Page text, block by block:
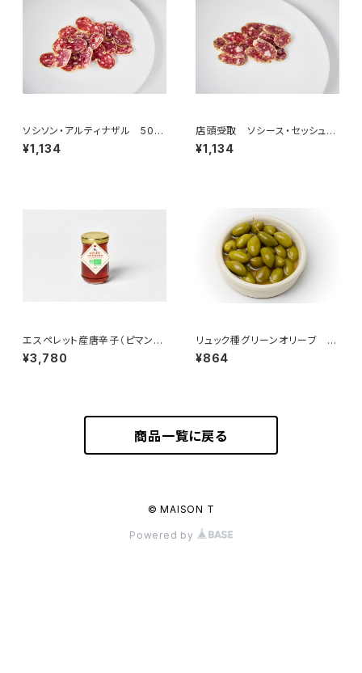
ソシソン・アルティナザル 50g
＜メゾン・ラボリー＞(フランス・
オーヴェルニュ)
¥1,134
店頭受取 ソシース・セッシュ
50g ＜ピエール・オテイザ＞(フ
ランス・バスク)
¥1,134
エスペレット産唐辛子（ピマンデ
スペレットA.O.P.）パウダー 5
0g
¥3,780
リュック種グリーンオリーブ 10
0g （フランス・ランドック）
¥864
商品一覧に戻る
© MAISON T
Powered by